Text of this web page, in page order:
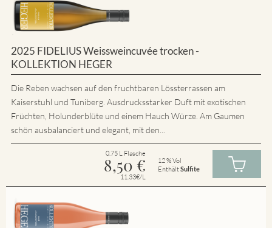
2025 FIDELIUS Weissweincuvée trocken -
KOLLEKTION HEGER
Die Reben wachsen auf den fruchtbaren Lössterrassen am
Kaiserstuhl und Tuniberg. Ausdrucksstarker Duft mit exotischen
Früchten, Holunderblüte und einem Hauch Würze. Am Gaumen
schön ausbalanciert und elegant, mit den...
0.75 L Flasche
8,50 €
11.33€/L
12 % Vol
EnthältSulfite